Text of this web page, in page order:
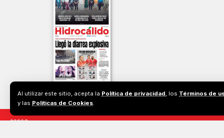
Al utilizar este sitio, acepta la Política de privacidad, los Términos de
y las Políticas de Cookies.
2026©